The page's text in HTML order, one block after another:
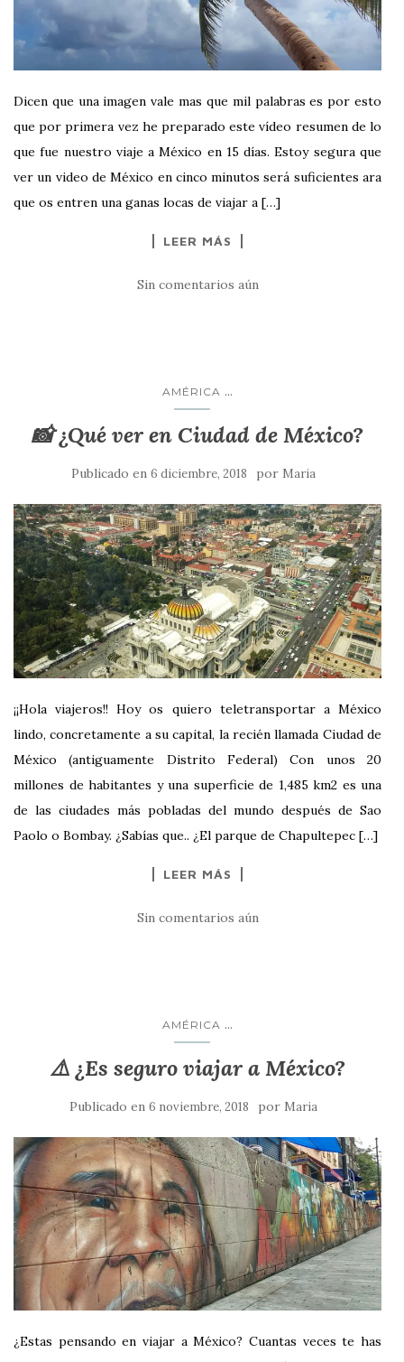
Dicen que una imagen vale mas que mil palabras es por esto
que por primera vez he preparado este vídeo resumen de lo
que fue nuestro viaje a México en 15 días. Estoy segura que
ver un video de México en cinco minutos será suficientes ara
que os entren una ganas locas de viajar a […]
LEER MÁS
Sin comentarios aún
AMÉRICA ...
📸 ¿Qué ver en Ciudad de México?
Publicado en 6 diciembre, 2018 por Maria
¡¡Hola viajeros!! Hoy os quiero teletransportar a México
lindo, concretamente a su capital, la recién llamada Ciudad de
México (antiguamente Distrito Federal) Con unos 20
millones de habitantes y una superficie de 1,485 km2 es una
de las ciudades más pobladas del mundo después de Sao
Paolo o Bombay. ¿Sabías que.. ¿El parque de Chapultepec […]
LEER MÁS
Sin comentarios aún
AMÉRICA ...
⚠️ ¿Es seguro viajar a México?
Publicado en 6 noviembre, 2018 por Maria
¿Estas pensando en viajar a México? Cuantas veces te has